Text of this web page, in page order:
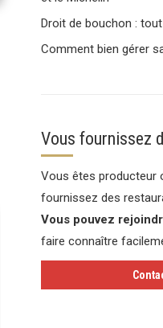
Droit de bouchon :
Comment bien gérer
Vous fournissez
Vous êtes producteur
fournissez des
Vous pouvez
faire connaître